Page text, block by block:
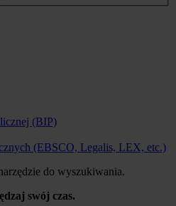
(BIP)
(EBSCO, Legalis, LEX, etc.)
do wyszukiwania.
swój czas.